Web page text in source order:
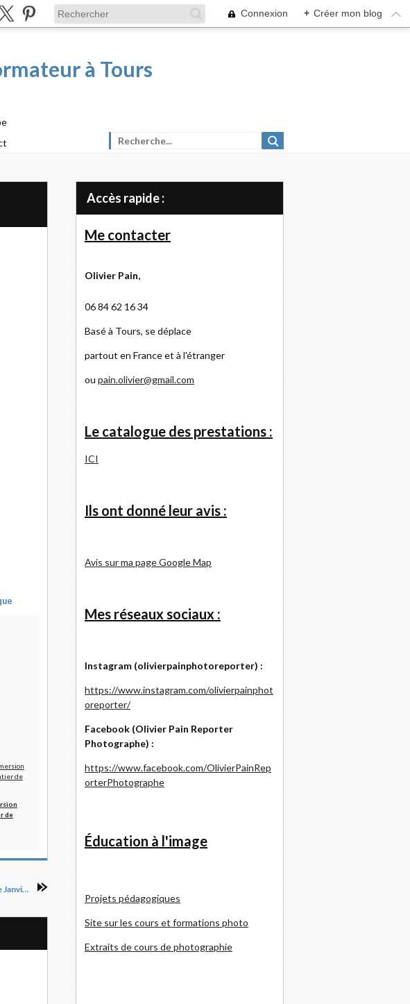
Connexion + Créer mon blog
à Tours
de
Reportage "Gymnastes", Année 2015, le mois de Janvier partie 2
Accès rapide :
Me contacter
Olivier Pain,
06 84 62 16 34
Basé à Tours, se déplace
partout en France et à l'étranger
ou pain.olivier@gmail.com
Le catalogue des prestations :
ICI
Ils ont donné leur avis :
Avis sur ma page Google Map
Mes réseaux sociaux :
Instagram (olivierpainphotoreporter) :
https://www.instagram.com/olivierpainphot
oreporter/
Facebook (Olivier Pain Reporter
Photographe) :
https://www.facebook.com/OlivierPainRep
orterPhotographe
Éducation à l'image
Projets pédagogiques
Site sur les cours et formations photo
Extraits de cours de photographie